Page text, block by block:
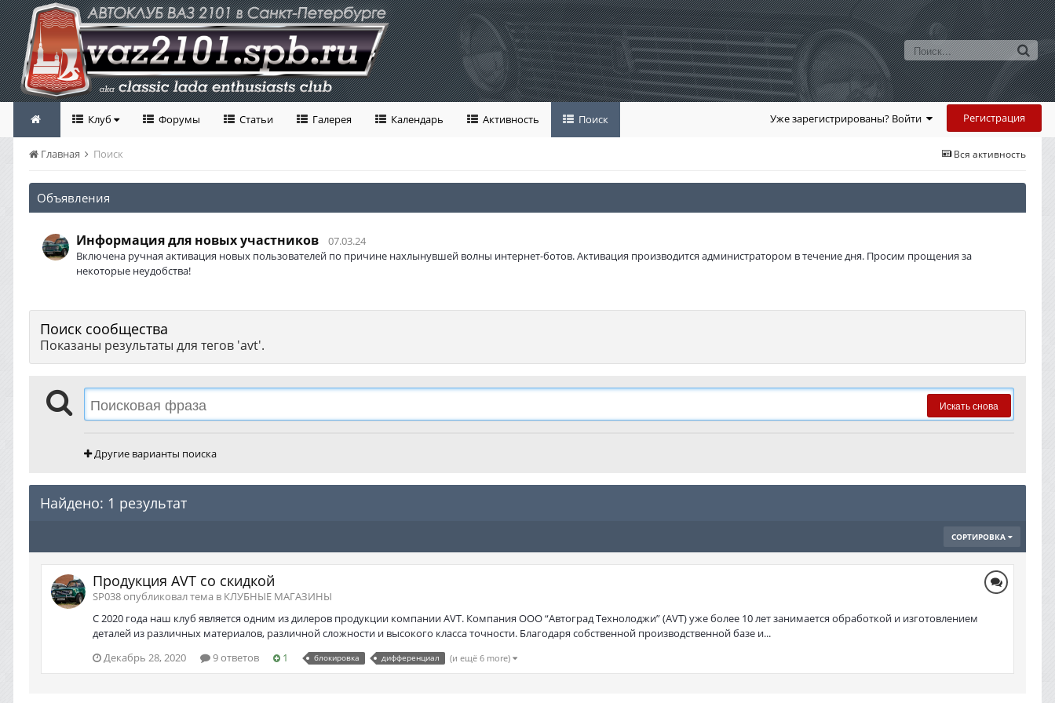
Уже зарегистрированы? Войти Регистрация
Клуб Форумы Статьи Галерея Календарь Активность Поиск
Вся активность
Главная Поиск
Объявления
Информация для новых участников
07.03.24
Включена ручная активация новых пользователей по причине нахлынувшей волны интернет-ботов. Активация производится администратором в течение дня. Просим прощения за
некоторые неудобства!
Поиск сообщества
Показаны результаты для тегов 'avt'.
Искать снова
Другие варианты поиска
Найдено: 1 результат
СОРТИРОВКА
Продукция AVT со скидкой
SP038 опубликовал тема в КЛУБНЫЕ МАГАЗИНЫ
С 2020 года наш клуб является одним из дилеров продукции компании AVT. Компания ООО “Автоград Технолоджи” (AVT) уже более 10 лет занимается обработкой и изготовлением
деталей из различных материалов, различной сложности и высокого класса точности. Благодаря собственной производственной базе и...
Декабрь 28, 2020
9 ответов 1 блокировка дифференциал (и ещё 6 more)